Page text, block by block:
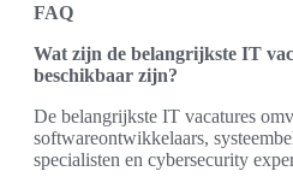
FAQ
Wat zijn de belangrijkste IT
beschikbaar zijn?
De belangrijkste IT vacatures
softwareontwikkelaars,
specialisten en cybersecurity